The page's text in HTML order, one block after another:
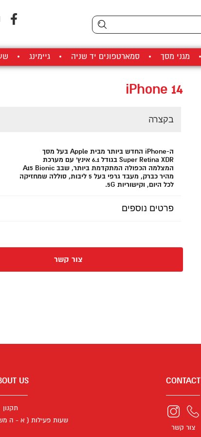
מגני מסך סמארטפונים יד שניה גיימינג
iPhone 14
בקצרה
ה-iPhone החדש ביותר מבית Apple בעל מסך
Super Retina XDR בגודל 6.1 אינץ' עם מערכת
המצלמה הכפולה המתקדמת ביותר, שבב A15 Bionic
מהיר כברק, מעבד גרפי בעל 5 ליבות, סוללה שמחזיקה
לכל היום, וקישוריות 5G.
128GB/256GB/512GB
פרטים נוספים
צור קשר
CONTACT
צור קשר
US
תקנון
שעות פעילות ( א - ה משעות 9 עד